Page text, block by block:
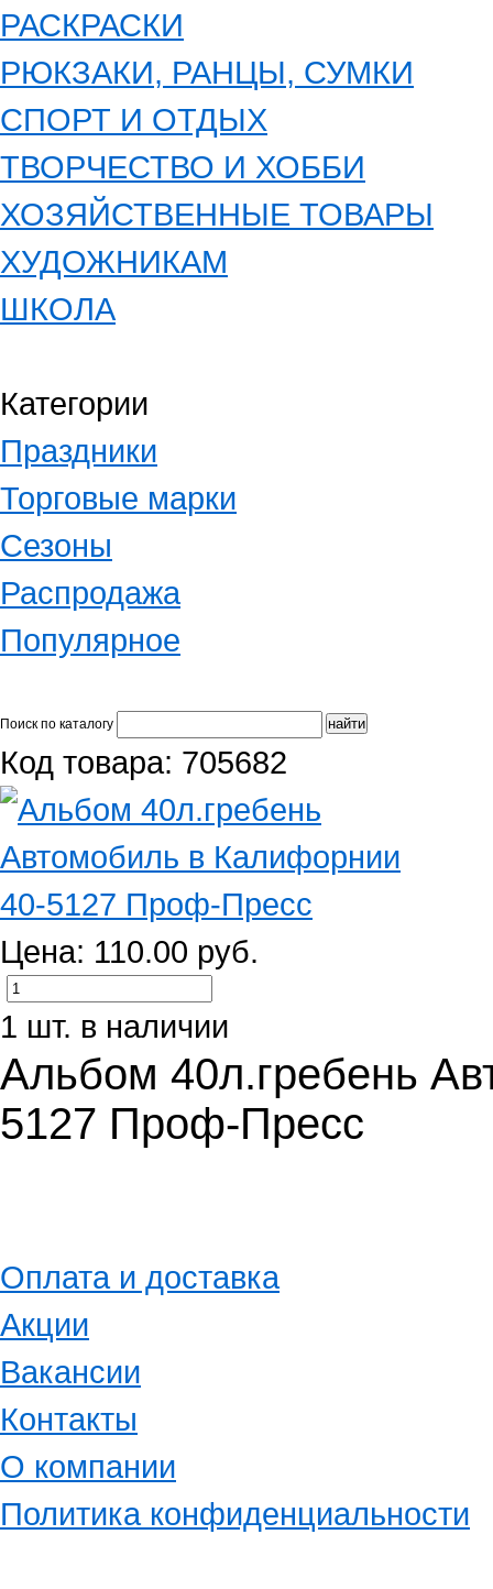
РАСКРАСКИ
РЮКЗАКИ, РАНЦЫ, СУМКИ
СПОРТ И ОТДЫХ
ТВОРЧЕСТВО И ХОББИ
ХОЗЯЙСТВЕННЫЕ ТОВАРЫ
ХУДОЖНИКАМ
ШКОЛА
Категории
Праздники
Торговые марки
Сезоны
Распродажа
Популярное
Поиск по каталогу
Код товара: 705682
Цена: 110.00 руб.
1 шт. в наличии
Альбом 40л.гребень
5127 Проф-Пресс
Оплата и доставка
Акции
Вакансии
Контакты
О компании
Политика конфиденциальности